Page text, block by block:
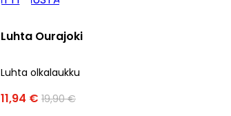
Luhta Ourajoki
Luhta olkalaukku
11,94 € 19,90 €